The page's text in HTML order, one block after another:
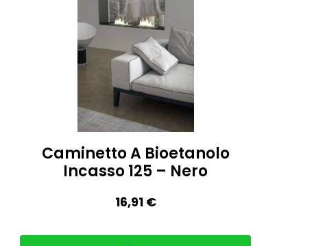
Caminetto A Bioetanolo
Incasso 125 – Nero
16,91 €